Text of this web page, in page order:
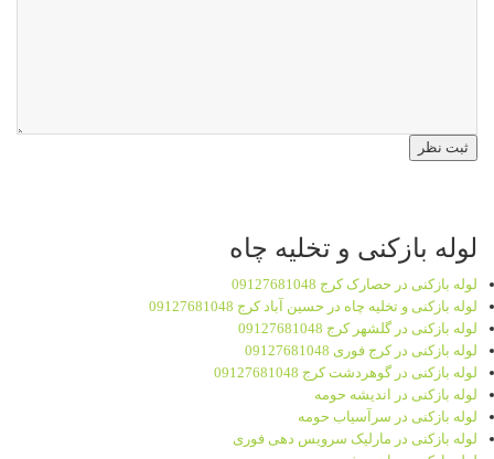
لوله بازکنی و تخلیه چاه
لوله بازکنی در حصارک کرج 09127681048
لوله بازکنی و تخلیه چاه در حسین آباد کرج 09127681048
لوله بازکنی در گلشهر کرج 09127681048
لوله بازکنی در کرج فوری 09127681048
لوله بازکنی در گوهردشت کرج 09127681048
لوله بازکنی در اندیشه حومه
لوله بازکنی در سرآسیاب حومه
لوله بازکنی در مارلیک سرویس دهی فوری